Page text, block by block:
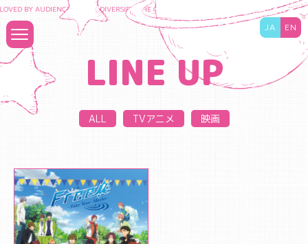
BY AUDIENCES TO DIVERSIFY THE CONTENT BUSINESS AND MAXIMIZE THE
JA EN
LINE UP
ALL TVアニメ 映画